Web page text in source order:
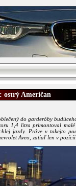
ostrý Američan
do garderóby
1,4 litra primontoval
jazdy. Práve v takejto
Aveo, zatiaľ len v pozícii